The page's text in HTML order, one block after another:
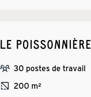
LE POISSONNIÈRE
30 postes de travail
200 m²